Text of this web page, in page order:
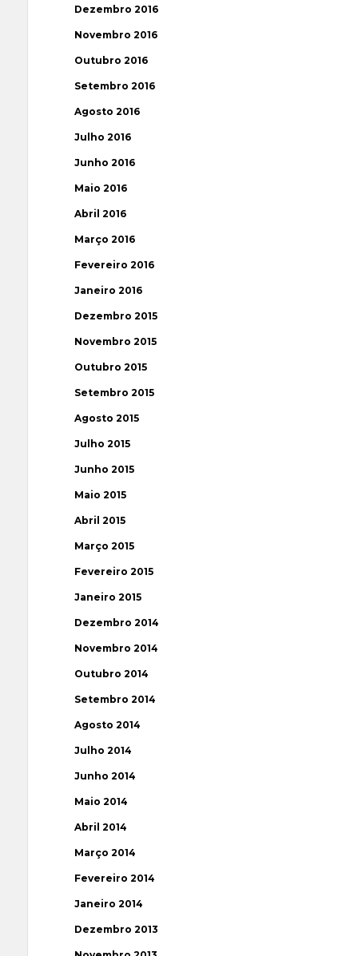
Dezembro 2016
Novembro 2016
Outubro 2016
Setembro 2016
Agosto 2016
Julho 2016
Junho 2016
Maio 2016
Abril 2016
Março 2016
Fevereiro 2016
Janeiro 2016
Dezembro 2015
Novembro 2015
Outubro 2015
Setembro 2015
Agosto 2015
Julho 2015
Junho 2015
Maio 2015
Abril 2015
Março 2015
Fevereiro 2015
Janeiro 2015
Dezembro 2014
Novembro 2014
Outubro 2014
Setembro 2014
Agosto 2014
Julho 2014
Junho 2014
Maio 2014
Abril 2014
Março 2014
Fevereiro 2014
Janeiro 2014
Dezembro 2013